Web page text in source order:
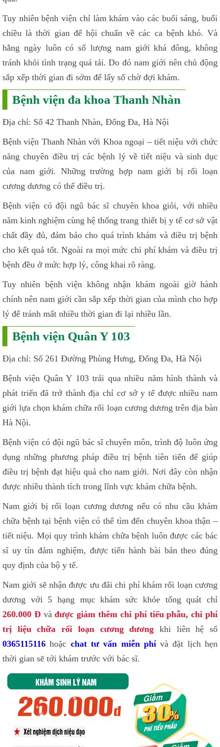
Tuy nhiên bệnh viện chỉ làm khám vào các buổi sáng, buổi
chiều là thời gian để hội chuẩn về các ca bệnh khó. Và
hằng ngày luôn có số lượng nam giới khá đông, không
tránh khỏi tình trạng quá tải. Do đó nam giới nên chủ động
sắp xếp thời gian đi sớm để lấy số chờ đợi khám.
Bệnh viện đa khoa Thanh Nhàn
Địa chỉ: Số 42 Thanh Nhàn, Đống Đa, Hà Nội
Bệnh viện Thanh Nhàn với Khoa ngoại – tiết niệu với chức
năng chuyên điều trị các bệnh lý về tiết niệu và sinh dục
của nam giới. Những trường hợp nam giới bị rối loạn
cương dương có thể điều trị.
Bệnh viện có đội ngũ bác sĩ chuyên khoa giỏi, với nhiều
năm kinh nghiệm cùng hệ thống trang thiết bị y tế cơ sở vật
chất đầy đủ, đảm bảo cho quá trình khám và điều trị bệnh
cho kết quả tốt. Ngoài ra mọi mức chi phí khám và điều trị
bệnh đều ở mức hợp lý, công khai rõ ràng.
Tuy nhiên bệnh viện không nhận khám ngoài giờ hành
chính nên nam giới cần sắp xếp thời gian của mình cho hợp
lý để tránh mất nhiều thời gian đi lại nhiều lần.
Bệnh viện Quân Y 103
Địa chỉ: Số 261 Đường Phùng Hưng, Đống Đa, Hà Nội
Bệnh viện Quân Y 103 trải qua nhiều năm hình thành và
phát triển đã trở thành địa chỉ cơ sở y tế được nhiều nam
giới lựa chọn khám chữa rối loạn cương dương trên địa bàn
Hà Nội.
Bệnh viện có đội ngũ bác sĩ chuyên môn, trình độ luôn ứng
dụng những phương pháp điều trị bệnh tiên tiến để giúp
điều trị bệnh đạt hiệu quả cho nam giới. Nơi đây còn nhận
được nhiều thành tích trong lĩnh vực khám chữa bệnh.
Nam giới bị rối loạn cương dương nếu có nhu cầu khám
chữa bệnh tại bệnh viện có thể tìm đến chuyên khoa thận –
tiết niệu. Mọi quy trình khám chữa bệnh luôn được các bác
sĩ uy tín đảm nghiệm, được tiến hành bài bản theo đúng
quy định của bộ y tế.
Nam giới sẽ nhận được ưu đãi chi phí khám rối loạn cương
dương với 5 hạng mục khám sức khỏe tổng quát chỉ
260.000 Đvàđược giảm thêm chi phí tiểu phẫu, chi phí
trị liệu chữa rối loạn cương dương khi liên hệ số
0365115116 hoặc chat tư vấn miễn phívà đặt lịch hẹn
thời gian sẽ tới khám trước với bác sĩ.